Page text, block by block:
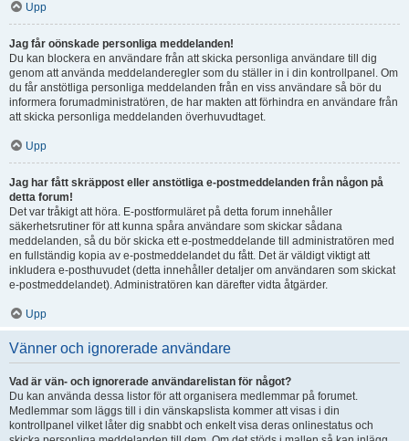
Upp
Jag får oönskade personliga meddelanden!
Du kan blockera en användare från att skicka personliga användare till dig
genom att använda meddelanderegler som du ställer in i din kontrollpanel. Om
du får anstötliga personliga meddelanden från en viss användare så bör du
informera forumadministratören, de har makten att förhindra en användare från
att skicka personliga meddelanden överhuvudtaget.
Upp
Jag har fått skräppost eller anstötliga e-postmeddelanden från någon på
detta forum!
Det var tråkigt att höra. E-postformuläret på detta forum innehåller
säkerhetsrutiner för att kunna spåra användare som skickar sådana
meddelanden, så du bör skicka ett e-postmeddelande till administratören med
en fullständig kopia av e-postmeddelandet du fått. Det är väldigt viktigt att
inkludera e-posthuvudet (detta innehåller detaljer om användaren som skickat
e-postmeddelandet). Administratören kan därefter vidta åtgärder.
Upp
Vänner och ignorerade användare
Vad är vän- och ignorerade användarelistan för något?
Du kan använda dessa listor för att organisera medlemmar på forumet.
Medlemmar som läggs till i din vänskapslista kommer att visas i din
kontrollpanel vilket låter dig snabbt och enkelt visa deras onlinestatus och